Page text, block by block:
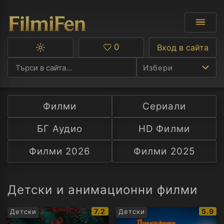
Избери
Ф
С
А
Превключване
тъмна
тема
Любими
0 Вход в сайта
Филми
Сериали
БГ Аудио
HD Филми
Филми 2026
Филми 2025
Детски и анимационни филми
Детски
IMDb
рейтинг:
7.2 Детски
IMDb
5.9